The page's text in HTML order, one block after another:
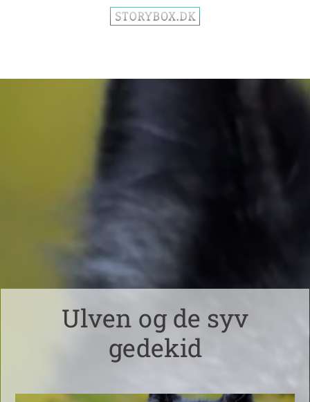
Ulven og de syv
gedekid